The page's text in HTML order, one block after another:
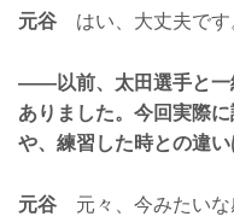
元谷 はい、大丈夫です
——以前、太田選手と一
ありました。今回実際
や、練習した時との違
元谷 元々、今みたいな